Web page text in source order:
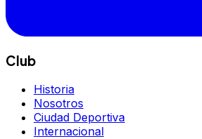
Club
Historia
Nosotros
Ciudad Deportiva
Internacional